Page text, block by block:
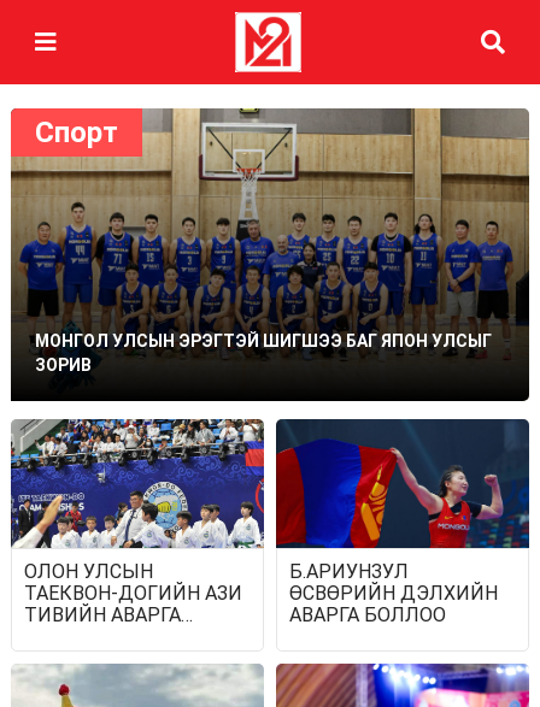
Спорт
МОНГОЛ УЛСЫН ЭРЭГТЭЙ ШИГШЭЭ БАГ ЯПОН УЛСЫГ
ЗОРИВ
ОЛОН УЛСЫН
ТАЕКВОН-ДОГИЙН АЗИ
ТИВИЙН АВАРГА
ТЭМЦЭЭН ЭХЭЛЛЭЭ
Б.АРИУНЗУЛ
ӨСВӨРИЙН ДЭЛХИЙН
АВАРГА БОЛЛОО